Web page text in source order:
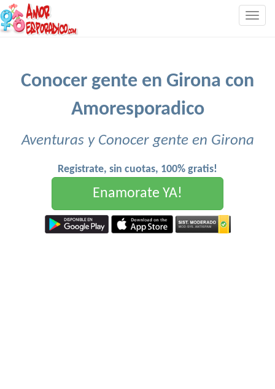
Conocer gente en Girona con
Amoresporadico
Aventuras y Conocer gente en Girona
Registrate, sin cuotas, 100% gratis!
Enamorate YA!